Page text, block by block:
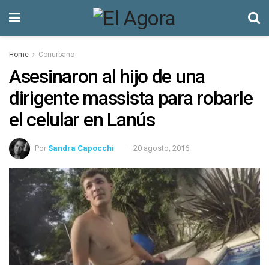
Home Conurbano
Asesinaron al hijo de una
dirigente massista para robarle
el celular en Lanús
Por Sandra Capocchi 20 agosto, 2016